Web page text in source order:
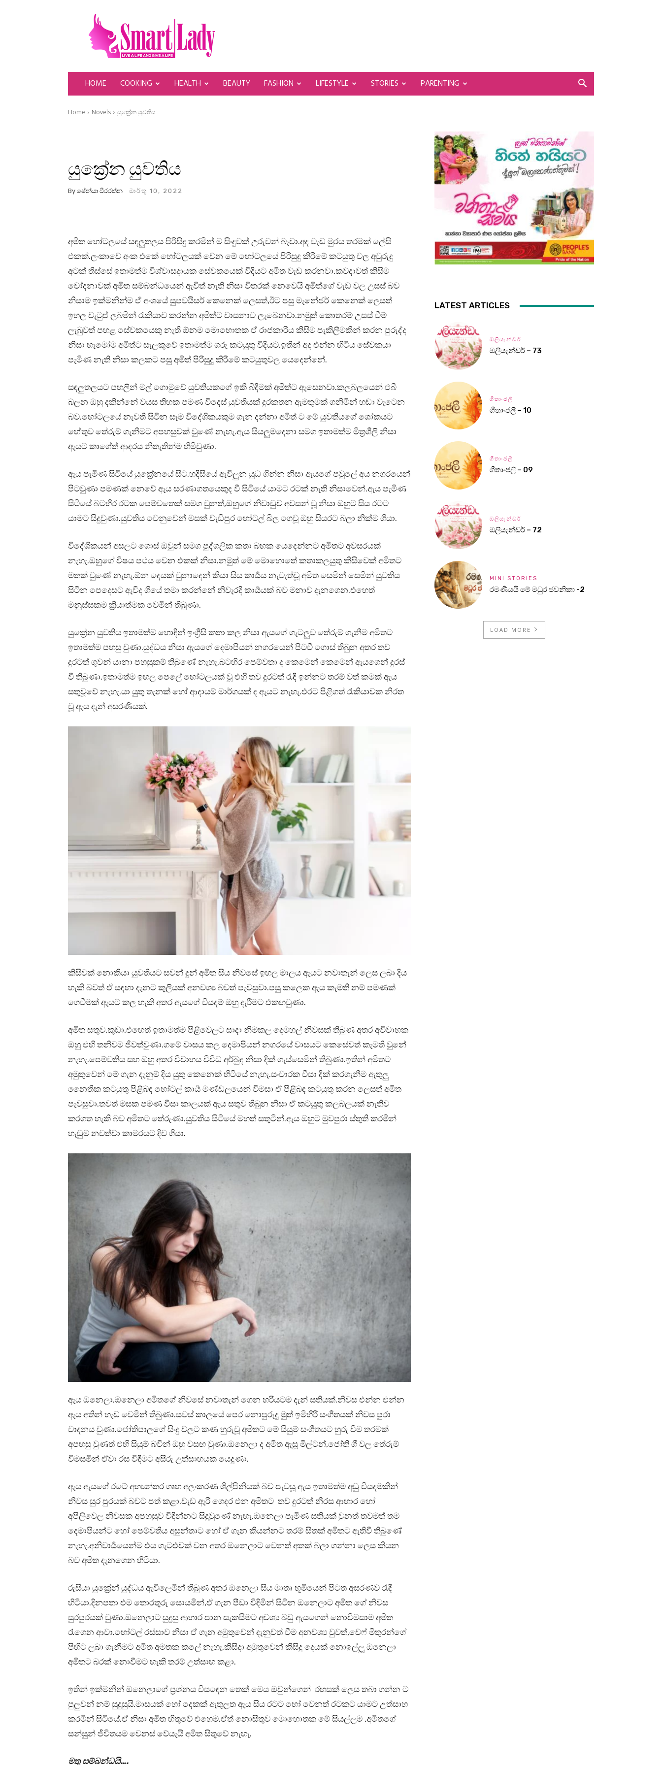
SmartLady
HOME COOKING HEALTH BEAUTY FASHION LIFESTYLE STORIES PARENTING
Home Novels යුක්‍රේන යුවතිය
යුක්‍රේන යුවතිය
By ෂේන්යා වීරරත්න මාර්තු 10, 2022
අමිත හෝටලයේ සඳලුතලය පිරිසිදු කරමින් ම සිංදුවක් උරුවන් බෑවා.අද වැඩ මුරය තරමක් ලේසි
එකක්.ලංකාවෙ අංක එකේ හෝටලයක් වෙන මේ හෝටලයේ පිරිසුදු කිරීමේ කටයුතු වල අවුරුදු
අටක් තිස්සේ ඉතාමත්ම විශ්වාසදායක සේවකයෙක් විදියට අමිත වැඩ කරනවා.කවදාවත් කිසිම
චෝදනාවක් අමිත සම්බන්ධයෙන් ඇවිත් නැති නිසා විතරක් නෙවෙයි අමිත්ගේ වැඩ වල උසස් බව
නිසාම ඉක්මනින්ම ඒ අංශයේ සුපවයිසර් කෙනෙක් ලෙසත්,ඊට පසු මැනේජර් කෙනෙක් ලෙසත්
ඉහල වැටුප් ලබමින් රැකියාව කරන්න අමිත්ට වාසනාව ලැබෙනවා.නමුත් කොතරම් උසස් වීම්
ලැබුවත් පහළ සේවකයෙකු නැති ඕනම මොහොතක ඒ රාජකාරිය කිසිම පැකිලීමකින් කරන පුරුද්ද
නිසා හැමෝම අමිත්ට සැලකුවේ ඉතාමත්ම ගරු කටයුතු විදියට.ඉතින් අද එන්න හිටිය සේවකයා
පැමිණ නැති නිසා කලකට පසු අමිත් පිරිසුදු කිරීමේ කටයුතුවල යෙදෙන්නේ.
සඳලුතලයට පහලින් මල් ගොමුවේ යුවතියකගේ ඉකි බිදීමක් අමිත්ට ඇසෙනවා.කලබලයෙන් එබී
බලන ඔහු දකින්නේ වයස තිහක පමණ විදෙස් යුවතියක් දුරකතන ඇමතුමක් ගනිමින් හඬා වැටෙන
බව.හෝටලයේ නැවතී සිටින සෑම විදේශිකයකුම ගැන දන්නා අමිත් ට මේ යුවතියගේ ශෝකයට
හේතුව තේරුම් ගැනීමට අපහසුවක් වුණේ නැහැ.ඇය සියලුමදෙනා සමග ඉතාමත්ම මිත්‍රශීලි නිසා
ඇයට කාගේත් ආදරය නිතැතින්ම හිමිවුණා.
ඇය පැමිණ සිටියේ යුක්‍රේනයේ සිට.හදිසියේ ඇවිලුන යුධ ගින්න නිසා ඇයගේ පවුලේ අය නගරයෙන්
පිටවුණා පමණක් නෙවේ ඇය සරණාගතයෙකුද වී සිටියේ යාමට රටක් නැති නිසාවෙන්.ඇය පැමිණ
සිටියේ බටහිර රටක පෙම්වතෙක් සමග වුනත්,ඔහුගේ නිවාඩුව අවසන් වූ නිසා ඔහුට සිය රටට
යාමට සිදුවුණා.යුවතිය වෙනුවෙන් මසක් වැඩිපුර හෝටල් බිල ගෙවූ ඔහු සියරට බලා නික්ම ගියා.
විදේශිකයන් අසලට ගොස් ඔවුන් සමග පුද්ගලික කතා බහක යෙදෙන්නට අමිතට අවසරයක්
නැහැ.ඔහුගේ විෂය පථය වෙන එකක් නිසා.නමුත් මේ මොහොතේ කතාකලයුතු කිසිවෙක් අමිතට
මතක් වුණේ නැහැ.ඕන දෙයක් වුනාදෙන් කියා සිය කාර්‍යය නැවැත්වූ අමිත සෙමින් සෙමින් යුවතිය
සිටින පෙදෙසට ඇවිද ගියේ තමා කරන්නේ නිවැරදි කාර්‍යයක් බව මනාව දැනගෙන.එහෙත්
මනුස්සකම ක්‍රියාත්මක වෙමින් තිබුණා.
යුක්‍රේන යුවතිය ඉතාමත්ම හොඳින් ඉංග්‍රීසි කතා කල නිසා ඇයගේ ගැටලුව තේරුම් ගැනීම අමිතට
ඉතාමත්ම පහසු වුණා.යුද්ධය නිසා ඇයගේ දෙමාපියන් නගරයෙන් පිටවී ගොස් තිබුන අතර තව
දුරටත් ගුවන් යානා පහසුකම් තිබුණේ නැහැ.බටහිර පෙම්වතා ද කෙමෙන් කෙමෙන් ඇයගෙන් දුරස්
වී තිබුණා.ඉතාමත්ම ඉහල පෙලේ හෝටලයක් වූ එහි තව දුරටත් රැඳී ඉන්නට තරම් වත් කමක් ඇය
සතුවූවේ නැහැ.යා යුතු තැනක් හෝ ආදායම් මාර්ගයක් ද ඇයට නැහැ.එරට පිළිගත් රැකියාවක නිරත
වූ ඇය දැන් අසරණියක්.
කිසිවක් නොකියා යුවතියට සවන් දුන් අමිත සිය නිවසේ ඉහල මාලය ඇයට නවාතැන් ලෙස ලබා දිය
හැකි බවත් ඒ සඳහා දැනට කුලියක් අනවශ්‍ය බවත් පැවසුවා.පසු කලෙක ඇය කැමති නම් පමණක්
ගෙවීමක් ඇයට කල හැකි අතර ඇයගේ වියදම් ඔහු දැරීමට එකඟවුණා.
අමිත සතුව,කුඩා,එහෙත් ඉතාමත්ම පිළිවෙලට සාදා නිමකල දෙමහල් නිවසක් තිබුණ අතර අවිවාහක
ඔහු එහි තනිවම ජීවත්වුණා.ගමේ වාසය කල දෙමාපියන් නගරයේ වාසයට කෙසේවත් කැමති වුනේ
නැහැ.පෙම්වතිය සහ ඔහු අතර විවාහය විවිධ අර්බුද නිසා දික් ගැස්සෙමින් තිබුණා.ඉතින් අමිතට
අමුතුවෙන් මේ ගැන දැනුම් දිය යුතු කෙනෙක් හිටියේ නැහැ.සංචාරක වීසා දික් කරගැනීම ඇතුලු
නෛතික කටයුතු පිළිබඳ හෝටල් කාර්‍ය මණ්ඩලයෙන් විමසා ඒ පිළිබඳ කටයුතු කරන ලෙසත් අමිත
පැවසුවා.තවත් මසක පමණ වීසා කාලයක් ඇය සතුව තිබුන නිසා ඒ කටයුතු කලබලයක් නැතිව
කරගත හැකි බව අමිතට තේරුණා.යුවතිය සිටියේ මහත් සතුටින්.ඇය ඔහුට මුවපුරා ස්තුති කරමින්
හැඬුම නවත්වා කාමරයට දිව ගියා.
ඇය ඔනෙලා.ඔනෙලා අමිතගේ නිවසේ නවාතැන් ගෙන හරියටම දැන් සතියක්.නිවස එන්න එන්න
ඇය අතින් හැඩ වෙමින් තිබුණා.සවස් කාලයේ පෙර නොපුරුදු මුත් ඉමිහිරි සංගීතයක් නිවස පුරා
වාදනය වුණා.ජෝතිපාලගේ සිංදු වලට කණ හුරුවූ අමිතට මේ සියුම් සංගීතයට හුරු වීම තරමක්
අපහසු වුණත් එහි සියුම් බවින් ඔහු වසඟ වුණා.ඔනෙලා ද අමිත ඇසූ මිල්ටන්,ජෝති ගී වල තේරුම්
විමසමින් ඒවා රස විඳීමට අසීරු උත්සාහයක යෙදුණා.
ඇය ඇයගේ රටේ අභ්‍යන්තර ගෘහ අලංකරණ ශිල්පිනියක් බව පැවසූ ඇය ඉතාමත්ම අඩු වියදමකින්
නිවස සුර පුරයක් බවට පත් කළා.වැඩ ඇරී ගෙදර එන අමිතට තව දුරටත් නීරස ආහාර හෝ
අපිලිවෙල නිවසක අපහසුව විඳින්නට සිදුවුණේ නැහැ.ඔනෙලා පැමිණ සතියක් වුනත් තවමත් තම
දෙමාපියන්ට හෝ පෙම්වතිය අසුන්තාට හෝ ඒ ගැන කියන්නට තරම් සිතක් අමිතට ඇතිවී තිබුණේ
නැහැ.අනිවාර්‍යයෙන්ම එය ගැටළුවක් වන අතර ඔනෙලාට වෙනත් අතක් බලා ගන්නා ලෙස කියන
බව අමිත දැනගෙන හිටියා.
රුසියා යුක්‍රේන් යුද්ධය ඇවිලෙමින් තිබුණ අතර ඔනෙලා සිය මාතෘ භූමියෙන් පිටත අසරණව රැඳී
හිටියා.දිනපතා එම තොරතුරු සොයමින්,ඒ ගැන පීඩා විඳිමින් සිටින ඔනෙලාට අමිත ගේ නිවස
සුරපුරයක් වුණා.ඔනෙලාට සුදුසු ආහාර පාන සැකසීමට අවශ්‍ය බඩු ඇයගෙන් නොවිමසාම අමිත
රැගෙන ආවා.හෝටල් රස්සාව නිසා ඒ ගැන අමුතුවෙන් දැනුවත් වීම අනවශ්‍ය වුවත්,චෙෆ් මිතුරන්ගේ
පිහිට ලබා ගැනීමට අමිත අමතක කලේ නැහැ.කිසිදා අමුතුවෙන් කිසිදු දෙයක් නොඉල්ලූ ඔනෙලා
අමිතට බරක් නොවීමට හැකි තරම් උත්සාහ කළා.
ඉතින් ඉක්මනින් ඔනෙලාගේ ප්‍රශ්නය විසඳෙන තෙක් මෙය ඔවුන්ගෙන් රහසක් ලෙස තබා ගන්න ට
පුලුවන් නම් සුදුසුයි.මාසයක් හෝ දෙකක් ඇතුලත ඇය සිය රටට හෝ වෙනත් රටකට යාමට උත්සාහ
කරමින් සිටියේ.ඒ නිසා අමිත හිතුවේ එහෙම.ඒත් නොසිතුව මොහොතක මේ සියල්ලම ,අමිතගේ
සන්සුන් ජීවිතයම වෙනස් වේයැයි අමිත සිතුවේ නැහැ.
මතු සම්බන්ධයි….
LATEST ARTICLES
ඔලියැන්ඩර්
ඔලියැන්ඩර් – 73
ගීතාංජලී
ගීතාංජලී – 10
ගීතාංජලී
ගීතාංජලී – 09
ඔලියැන්ඩර්
ඔලියැන්ඩර් – 72
MINI STORIES
රමණීයයි මේ මධුර ජවනිකා -2
LOAD MORE